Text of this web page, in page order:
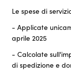
Le spese di
- Applicate
aprile 2025
- Calcolate
di spedizione e